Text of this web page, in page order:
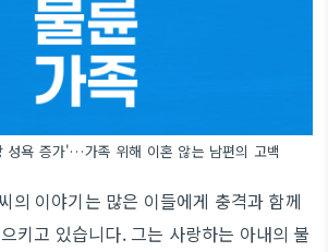
성욕 증가'…가족 위해 이혼 않는 남편의 고백
의 이야기는 많은 이들에게 충격과 함께
키고 있습니다. 그는 사랑하는 아내의 불